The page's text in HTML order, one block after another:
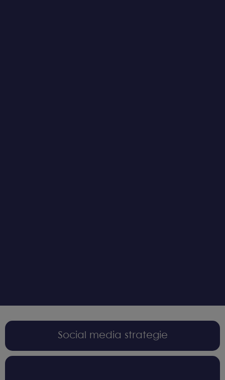
Social media strategie​